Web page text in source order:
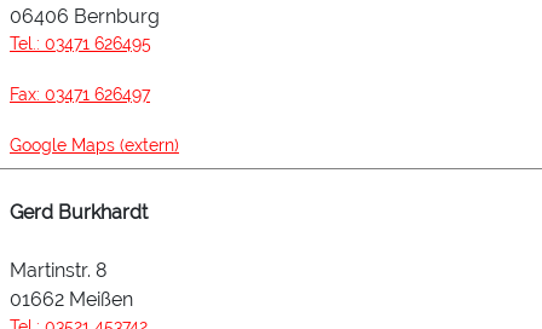
06406 Bernburg
Tel.: 03471 626495
Fax: 03471 626497
Google Maps (extern)
Gerd Burkhardt
Martinstr. 8
01662 Meißen